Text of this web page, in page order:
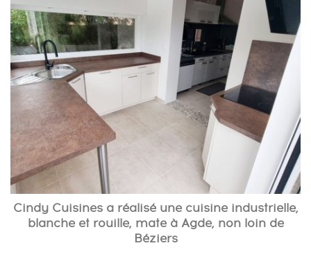
Cindy Cuisines a réalisé une cuisine industrielle,
blanche et rouille, mate à Agde, non loin de
Béziers